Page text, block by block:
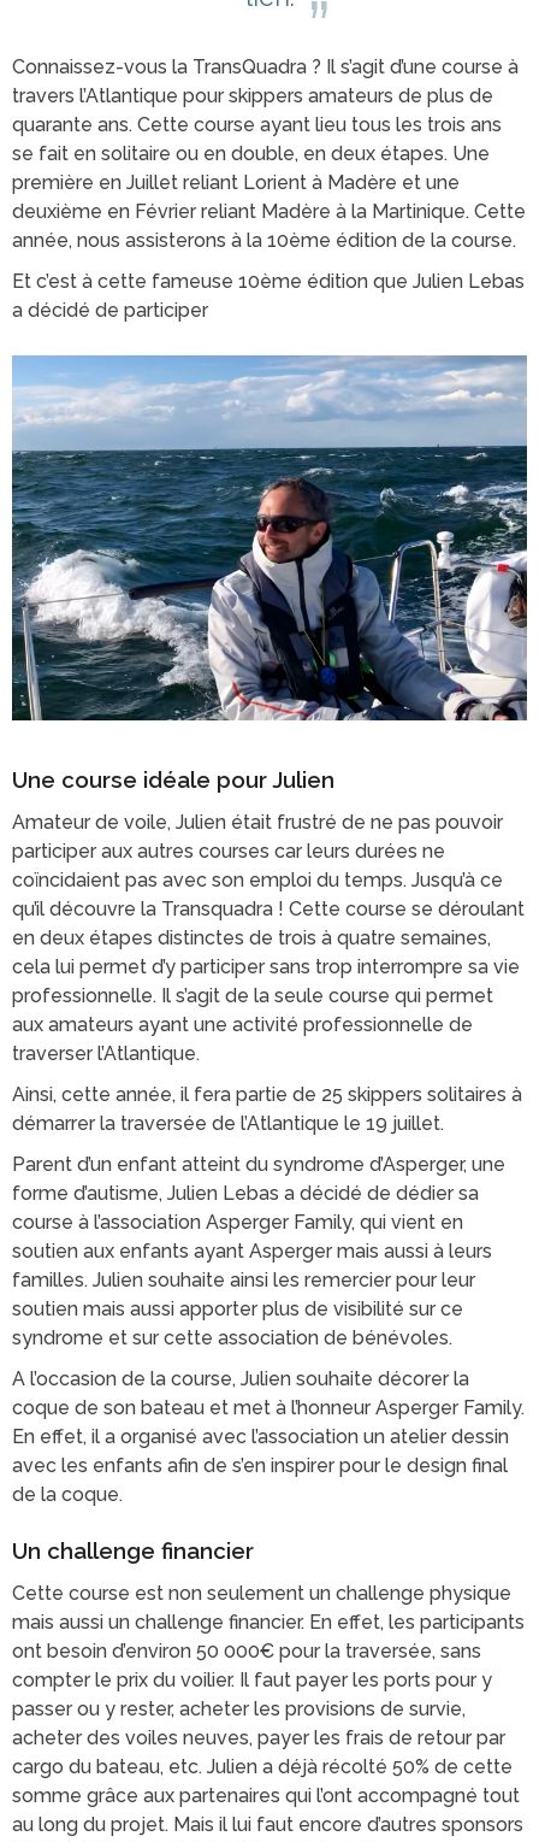
Connaissez-vous la TransQuadra ? Il s’agit d’une course à
travers l’Atlantique pour skippers amateurs de plus de
quarante ans. Cette course ayant lieu tous les trois ans
se fait en solitaire ou en double, en deux étapes. Une
première en Juillet reliant Lorient à Madère et une
deuxième en Février reliant Madère à la Martinique. Cette
année, nous assisterons à la 10ème édition de la course.
Et c’est à cette fameuse 10ème édition que Julien Lebas
a décidé de participer
Une course idéale pour Julien
Amateur de voile, Julien était frustré de ne pas pouvoir
participer aux autres courses car leurs durées ne
coïncidaient pas avec son emploi du temps. Jusqu’à ce
qu’il découvre la Transquadra ! Cette course se déroulant
en deux étapes distinctes de trois à quatre semaines,
cela lui permet d’y participer sans trop interrompre sa vie
professionnelle. Il s’agit de la seule course qui permet
aux amateurs ayant une activité professionnelle de
traverser l’Atlantique.
Ainsi, cette année, il fera partie de 25 skippers solitaires à
démarrer la traversée de l’Atlantique le 19 juillet.
Parent d’un enfant atteint du syndrome d’Asperger, une
forme d’autisme, Julien Lebas a décidé de dédier sa
course à l’association Asperger Family, qui vient en
soutien aux enfants ayant Asperger mais aussi à leurs
familles. Julien souhaite ainsi les remercier pour leur
soutien mais aussi apporter plus de visibilité sur ce
syndrome et sur cette association de bénévoles.
A l’occasion de la course, Julien souhaite décorer la
coque de son bateau et met à l’honneur Asperger Family.
En effet, il a organisé avec l’association un atelier dessin
avec les enfants afin de s’en inspirer pour le design final
de la coque.
Un challenge financier
Cette course est non seulement un challenge physique
mais aussi un challenge financier. En effet, les participants
ont besoin d’environ 50 000€ pour la traversée, sans
compter le prix du voilier. Il faut payer les ports pour y
passer ou y rester, acheter les provisions de survie,
acheter des voiles neuves, payer les frais de retour par
cargo du bateau, etc. Julien a déjà récolté 50% de cette
somme grâce aux partenaires qui l’ont accompagné tout
au long du projet. Mais il lui faut encore d’autres sponsors